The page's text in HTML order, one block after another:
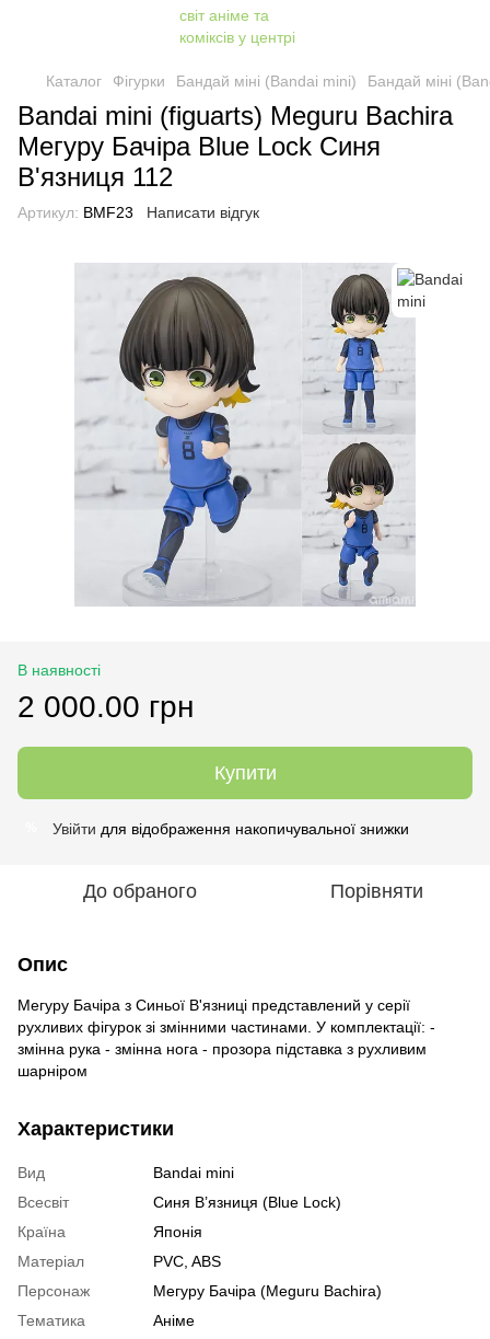
Каталог Фігурки Бандай міні (Bandai mini) Бандай міні
Bandai mini (figuarts) Meguru Bachira
Мегуру Бачіра Blue Lock Синя
В'язниця 112
Артикул: BMF23 Написати відгук
В наявності
2 000.00 грн
Купити
Увійти для відображення накопичувальної знижки
До обраного Порівняти
Опис
Мегуру Бачіра з Синьої В'язниці представлений у серії
рухливих фігурок зі змінними частинами. У комплектації: -
змінна рука - змінна нога - прозора підставка з рухливим
шарніром
Характеристики
Вид
Bandai mini
Всесвіт
Синя В’язниця (Blue Lock)
Країна
Японія
Матеріал
PVC, ABS
Персонаж
Мегуру Бачіра (Meguru Bachira)
Тематика
Аніме